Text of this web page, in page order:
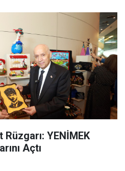
Rüzgarı: YENİMEK
Açtı